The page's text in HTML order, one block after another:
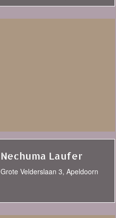
Nechuma Laufer
Grote Velderslaan 3, Apeldoorn